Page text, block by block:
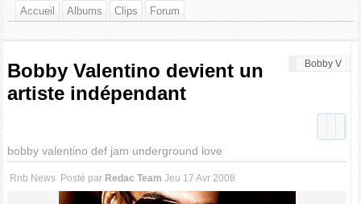
Accueil Albums Clips Forum
Bobby V
Bobby Valentino devient un
artiste indépendant
bobby valentino def jam underground love
Rnb News Posté par Redac Team Jeu 17 Avr 2008